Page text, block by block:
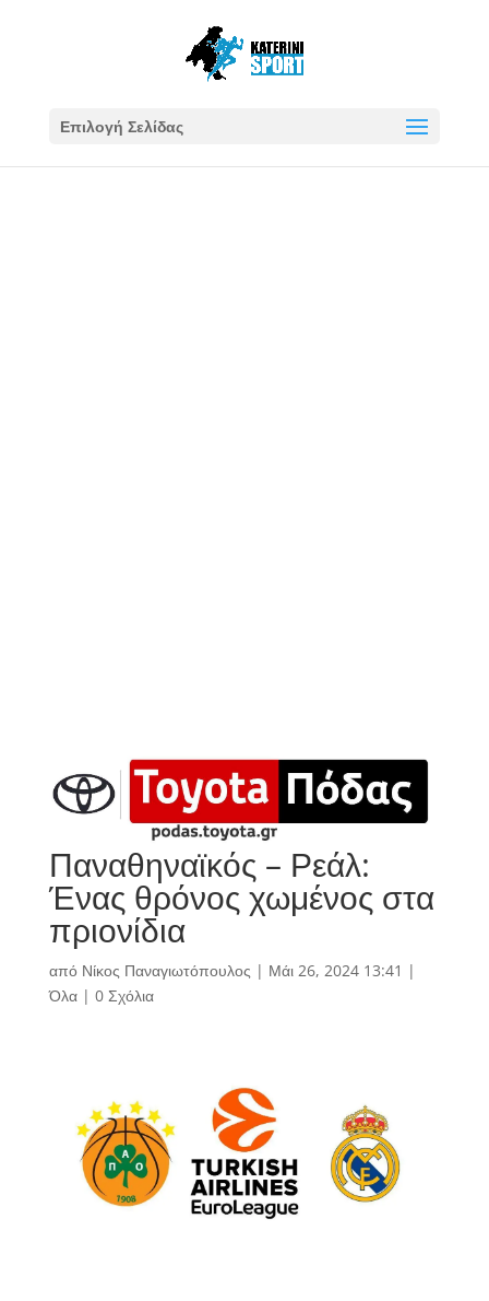
Επιλογή Σελίδας
Παναθηναϊκός – Ρεάλ:
Ένας θρόνος χωμένος στα
πριονίδια
από Νίκος Παναγιωτόπουλος | Μάι 26, 2024 13:41 |
Όλα| 0 Σχόλια